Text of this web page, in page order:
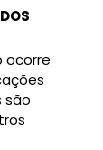
ocorre
são